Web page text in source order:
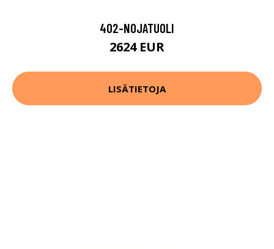
402-NOJATUOLI
2624 EUR
LISÄTIETOJA